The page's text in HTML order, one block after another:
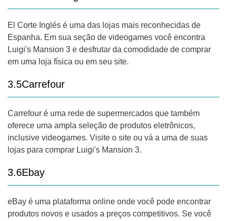
El Corte Inglés é uma das lojas mais reconhecidas de
Espanha. Em sua seção de videogames você encontra
Luigi's Mansion 3 e desfrutar da comodidade de comprar
em uma loja física ou em seu site.
3.5Carrefour
Carrefour é uma rede de supermercados que também
oferece uma ampla seleção de produtos eletrônicos,
inclusive videogames. Visite o site ou vá a uma de suas
lojas para comprar Luigi's Mansion 3.
3.6Ebay
eBay é uma plataforma online onde você pode encontrar
produtos novos e usados ​​a preços competitivos. Se você